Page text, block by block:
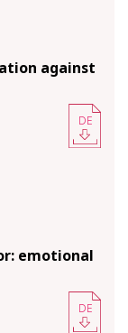
against
DE
emo­tion­al
DE